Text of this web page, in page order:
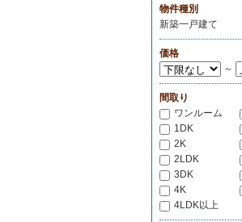
物件種別
新築一戸建て
価格
～
間取り
ワンルーム
1DK
2K
2LDK
3DK
4K
4LDK以上